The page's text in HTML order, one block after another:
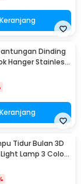
Dinding
Hanger Stainless
Tidur Bulan 3D
Lamp 3 Color